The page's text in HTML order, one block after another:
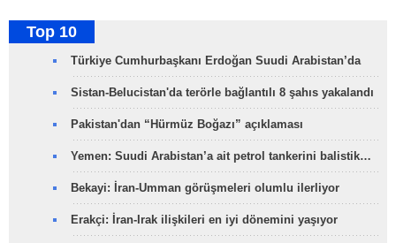
Top 10
Türkiye Cumhurbaşkanı Erdoğan Suudi Arabistan’da
Sistan-Belucistan'da terörle bağlantılı 8 şahıs yakalandı
Pakistan'dan “Hürmüz Boğazı” açıklaması
Yemen: Suudi Arabistan’a ait petrol tankerini balistik…
Bekayi: İran-Umman görüşmeleri olumlu ilerliyor
Erakçi: İran-Irak ilişkileri en iyi dönemini yaşıyor